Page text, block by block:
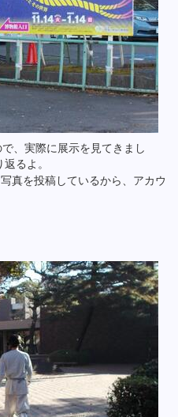
、実際に展示を見てきまし
るよ。
真を投稿しているから、アカウ